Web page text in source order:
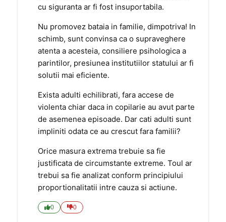
cu siguranta ar fi fost insuportabila.
Nu promovez bataia in familie, dimpotriva! In
schimb, sunt convinsa ca o supraveghere
atenta a acesteia, consiliere psihologica a
parintilor, presiunea institutiilor statului ar fi
solutii mai eficiente.
Exista adulti echilibrati, fara accese de
violenta chiar daca in copilarie au avut parte
de asemenea episoade. Dar cati adulti sunt
impliniti odata ce au crescut fara familii?
Orice masura extrema trebuie sa fie
justificata de circumstante extreme. Toul ar
trebui sa fie analizat conform principiului
proportionalitatii intre cauza si actiune.
0 0